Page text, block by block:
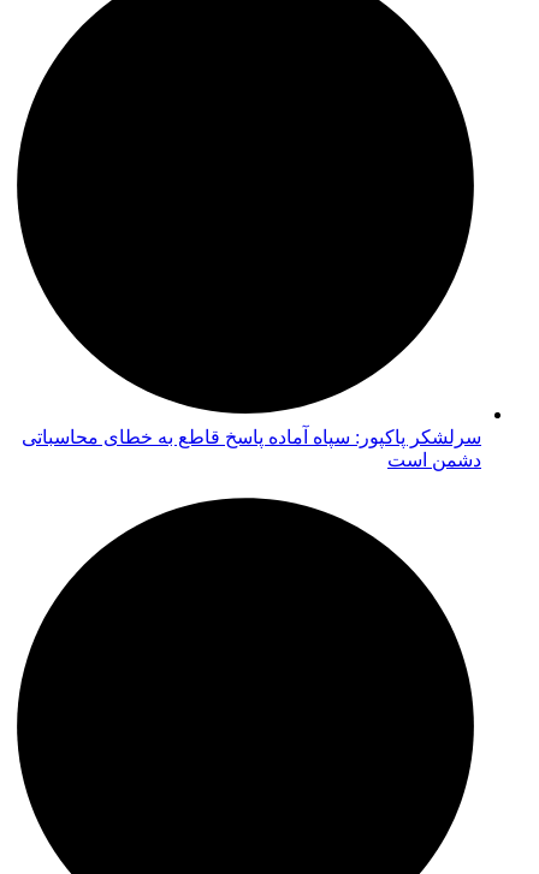
سرلشکر پاکپور: سپاه آماده پاسخ قاطع به خطای محاسباتی
دشمن است